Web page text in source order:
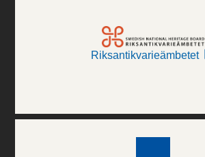
Riksantikvarieämbetet